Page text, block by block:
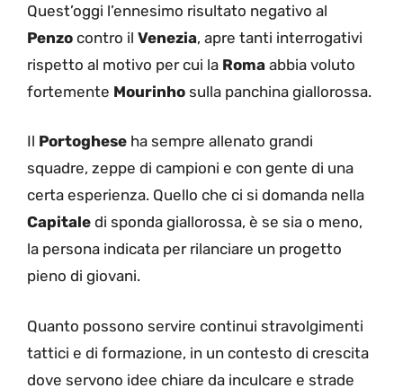
Quest’oggi l’ennesimo risultato negativo al
Penzo contro il Venezia, apre tanti interrogativi
rispetto al motivo per cui la Roma abbia voluto
fortemente Mourinho sulla panchina giallorossa.
Il Portoghese ha sempre allenato grandi
squadre, zeppe di campioni e con gente di una
certa esperienza. Quello che ci si domanda nella
Capitale di sponda giallorossa, è se sia o meno,
la persona indicata per rilanciare un progetto
pieno di giovani.
Quanto possono servire continui stravolgimenti
tattici e di formazione, in un contesto di crescita
dove servono idee chiare da inculcare e strade